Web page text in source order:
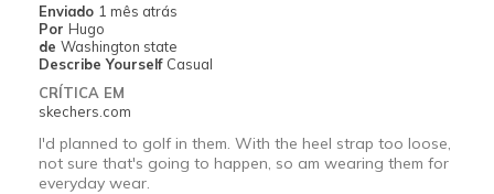
Enviado 1 mês atrás
Por Hugo
de Washington state
Describe Yourself Casual
CRÍTICA EM
skechers.com
I'd planned to golf in them. With the heel strap too loose,
not sure that's going to happen, so am wearing them for
everyday wear.